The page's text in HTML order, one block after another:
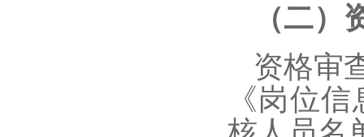
（二）
资格审
《岗位